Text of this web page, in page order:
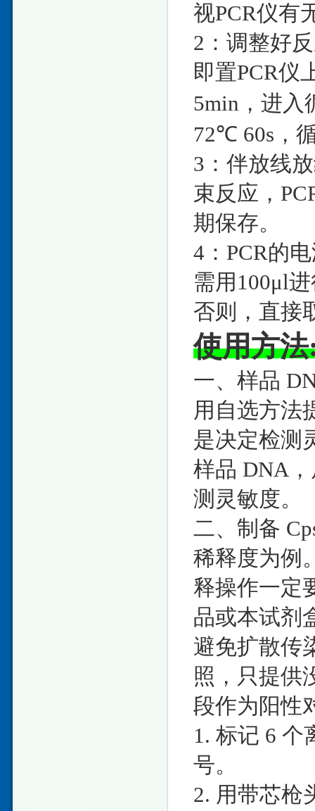
视PCR仪有
2：调整好
即置PCR仪
5min，进
72℃ 60s，
3：伴放线
束反应，
期保存。
4：PCR的
需用100μl
否则，直接
使用方
一、样品
用自选方法
是决定检测
样品 DNA
测灵敏度。
二、制备
稀释度为例
释操作一定
品或本试剂
避免扩散传
照，只提供
段作为阳性
1. 标记 6 个
号。
2. 用带芯枪